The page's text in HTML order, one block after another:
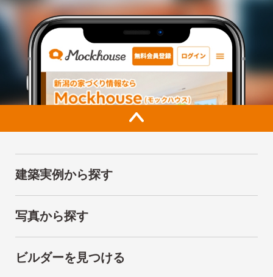
建築実例から探す
写真から探す
ビルダーを見つける